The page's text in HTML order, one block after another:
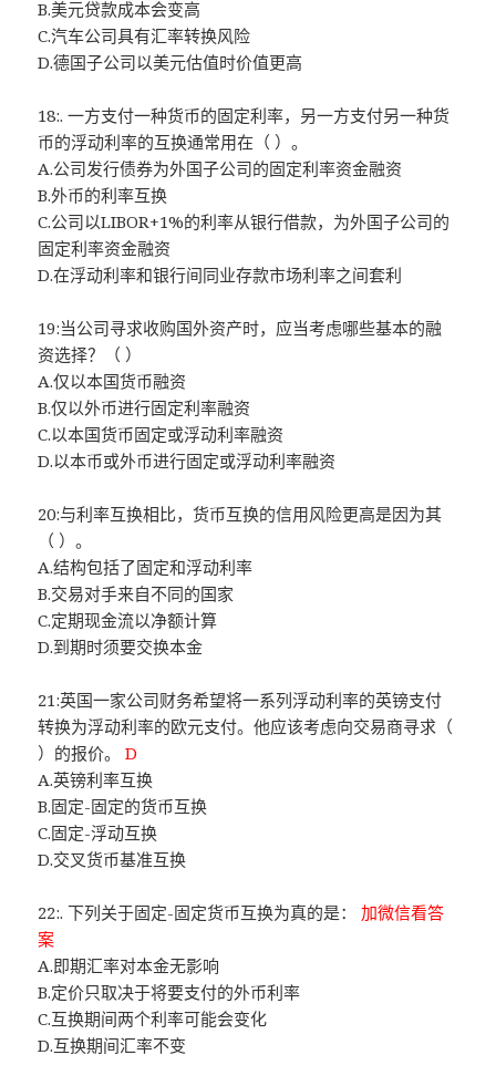
B.美元贷款成本会变高
C.汽车公司具有汇率转换风险
D.德国子公司以美元估值时价值更高
18:. 一方支付一种货币的固定利率，另一方支付另一种货
币的浮动利率的互换通常用在（ ）。
A.公司发行债券为外国子公司的固定利率资金融资
B.外币的利率互换
C.公司以LIBOR+1%的利率从银行借款，为外国子公司的
固定利率资金融资
D.在浮动利率和银行间同业存款市场利率之间套利
19:当公司寻求收购国外资产时，应当考虑哪些基本的融
资选择？（ ）
A.仅以本国货币融资
B.仅以外币进行固定利率融资
C.以本国货币固定或浮动利率融资
D.以本币或外币进行固定或浮动利率融资
20:与利率互换相比，货币互换的信用风险更高是因为其
（ ）。
A.结构包括了固定和浮动利率
B.交易对手来自不同的国家
C.定期现金流以净额计算
D.到期时须要交换本金
21:英国一家公司财务希望将一系列浮动利率的英镑支付
转换为浮动利率的欧元支付。他应该考虑向交易商寻求（
）的报价。D
A.英镑利率互换
B.固定-固定的货币互换
C.固定-浮动互换
D.交叉货币基准互换
22:. 下列关于固定-固定货币互换为真的是：加微信看答
案
A.即期汇率对本金无影响
B.定价只取决于将要支付的外币利率
C.互换期间两个利率可能会变化
D.互换期间汇率不变